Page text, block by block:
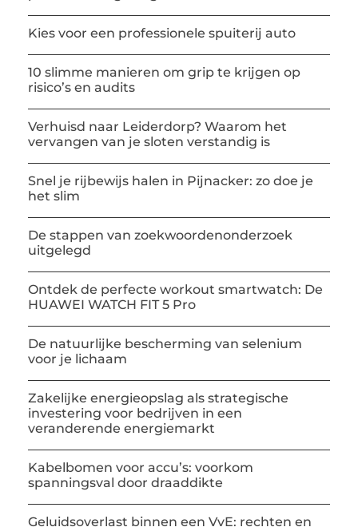
Kies voor een professionele spuiterij auto
10 slimme manieren om grip te krijgen op
risico’s en audits
Verhuisd naar Leiderdorp? Waarom het
vervangen van je sloten verstandig is
Snel je rijbewijs halen in Pijnacker: zo doe je
het slim
De stappen van zoekwoordenonderzoek
uitgelegd
Ontdek de perfecte workout smartwatch: De
HUAWEI WATCH FIT 5 Pro
De natuurlijke bescherming van selenium
voor je lichaam
Zakelijke energieopslag als strategische
investering voor bedrijven in een
veranderende energiemarkt
Kabelbomen voor accu’s: voorkom
spanningsval door draaddikte
Geluidsoverlast binnen een VvE: rechten en